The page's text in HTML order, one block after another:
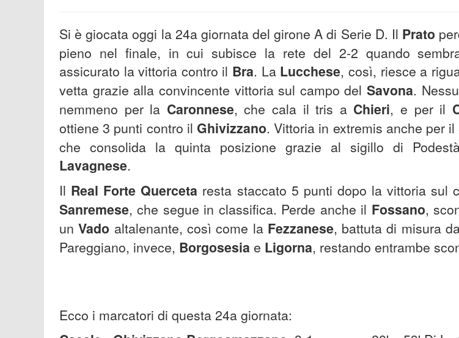
Si è giocata oggi la 24a giornata del girone A di Serie D. Il Prato
pieno nel finale, in cui subisce la rete del 2-2 quando
assicurato la vittoria contro il Bra. La Lucchese, così, riesce a
vetta grazie alla convincente vittoria sul campo delSavona.
nemmeno per la Caronnese, che cala il tris a Chieri, e per il
ottiene 3 punti contro il Ghivizzano. Vittoria in extremis anche per il
che consolida la quinta posizione grazie al sigillo di
Lavagnese.
Il Real Forte Querceta resta staccato 5 punti dopo la vittoria sul
Sanremese, che segue in classifica. Perde anche il Fossano,
unVado altalenante, così come la Fezzanese, battuta di misura
Pareggiano, invece, Borgosesia e Ligorna, restando entrambe
Ecco i marcatori di questa 24a giornata: